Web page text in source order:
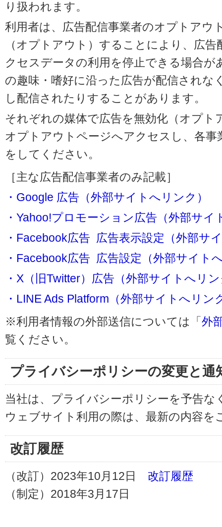
り扱われます。
利用者は、広告配信事業者のオプトアウ
（オプトアウト）することにより、広
クセスデータの利用を停止できる場合が
の趣味・嗜好に沿った広告が配信されな
し配信されたりすることがあります。
それぞれの媒体で広告を無効化（オプト
オプトアウトページへアクセスし、各
をしてください。
［主な広告配信事業者のみ記載］
・Google 広告（外部サイトへリンク）
・Yahoo!プロモーション広告（外部サイ
・Facebook広告 広告表示設定（外部サ
・Facebook広告 広告設定（外部サイト
・X（旧Twitter）広告（外部サイトへリ
・LINE Ads Platform（外部サイトへリン
※利用者情報の外部送信については「外
覧ください。
プライバシーポリシーの変更と通
当社は、プライバシーポリシーを予告
ウェブサイト利用の際は、最新の内容を
改訂履歴
（改訂）2023年10月12日 改訂履歴
（制定）2018年3月17日